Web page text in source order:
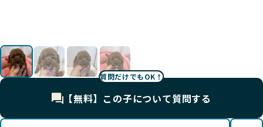
質問だけでもOK！
【無料】この子について質問する